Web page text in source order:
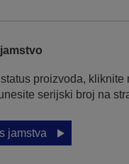
proizvoda, kliknite
serijski broj na
jamstva